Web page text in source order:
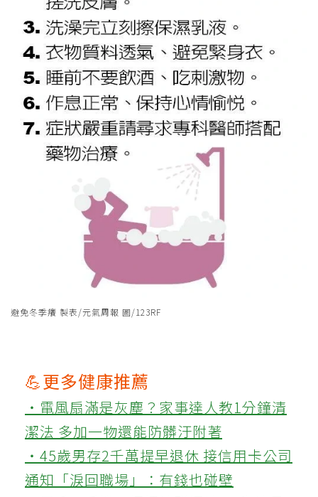
避免冬季癢 製表/元氣周報 圖/123RF
💪更多健康推薦
‧電風扇滿是灰塵？家事達人教1分鐘清
潔法 多加一物還能防髒汙附著
‧45歲男存2千萬提早退休 接信用卡公司
通知「淚回職場」：有錢也碰壁